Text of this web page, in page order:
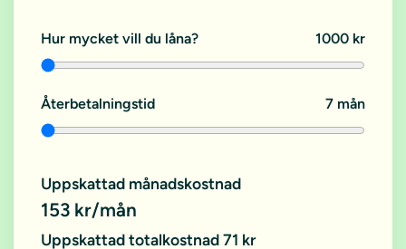
Hur mycket vill du låna? 1000 kr
Återbetalningstid 7 mån
Uppskattad månadskostnad
153 kr/mån
Uppskattad totalkostnad 71 kr